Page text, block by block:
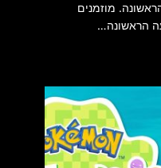
מוזמנים
הראשונה…